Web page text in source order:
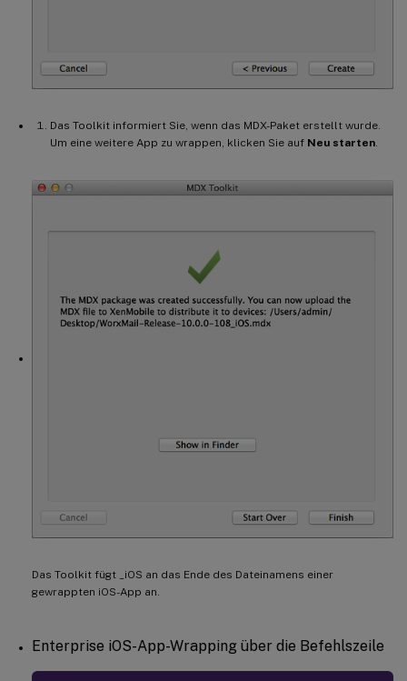
Das Toolkit informiert Sie, wenn das MDX-Paket erstellt wurde.
Um eine weitere App zu wrappen, klicken Sie auf Neu starten.
Das Toolkit fügt _iOS an das Ende des Dateinamens einer
gewrappten iOS-App an.
Enterprise iOS-App-Wrapping über die Befehlszeile